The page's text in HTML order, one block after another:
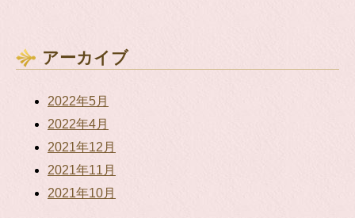
アーカイブ
2022年5月
2022年4月
2021年12月
2021年11月
2021年10月